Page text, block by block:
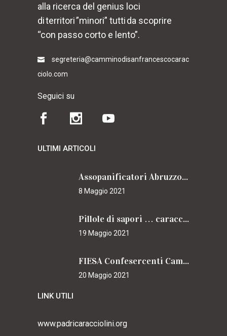
alla ricerca del genius loci
di territori ”minori” tutti da scoprire
“con passo corto e lento”.
segreteria@camminodisanfrancescocarac
ciolo.com
Seguici su
ULTIMI ARTICOLI
Assopanificatori Abruzzo e Molise insieme per il Cammino
8 Maggio 2021
Pillole di sapori … caracciolini
19 Maggio 2021
FIESA Confesercenti Campania per il Cammino
20 Maggio 2021
LINK UTILI
www.padricaracciolini.org